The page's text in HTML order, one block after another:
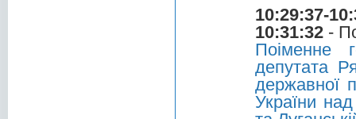
10:29:37-
10:31:32 -
Поіменне
депутата
державної
України